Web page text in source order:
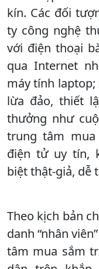
kín. Các đối
ty công nghệ
với điện thoại
qua Internet
máy tính
lừa đảo, thiết
thưởng như
trung tâm
điện tử uy tín,
biệt thật-giả, dễ
Theo kịch bản
danh “nhân
tâm mua sắm